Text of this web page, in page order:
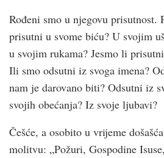
Rođeni smo u njegovu
prisutni u svome biću? U svojim
u svojim rukama? Jesmo li
Ili smo odsutni iz svoga imena?
nam je darovano biti? Odsutni iz
svojih obećanja? Iz svoje ljubavi?
Češće, a osobito u vrijeme
molitvu: „Požuri, Gospodine